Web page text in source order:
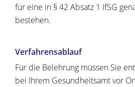
für eine in § 42 Absatz 1 IfSG
bestehen.
Verfahrensablauf
Für die Belehrung müssen Sie
bei Ihrem Gesundheitsamt vor